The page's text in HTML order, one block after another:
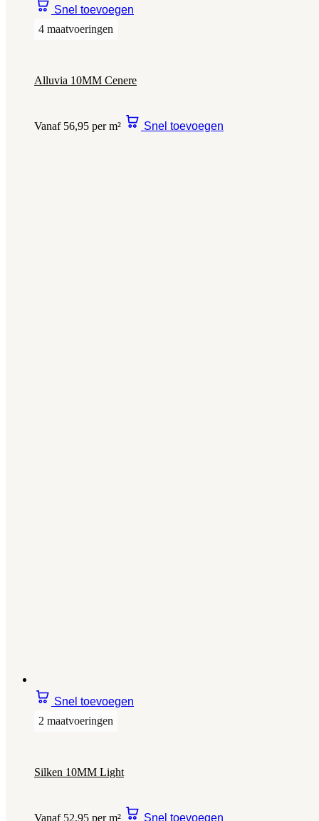
Snel toevoegen
4 maatvoeringen
Alluvia 10MM Cenere
Vanaf 56,95 per m² Snel toevoegen
Snel toevoegen
2 maatvoeringen
Silken 10MM Light
Vanaf 52,95 per m² Snel toevoegen